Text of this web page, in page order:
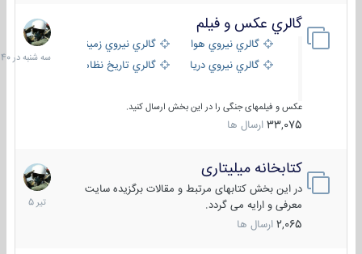
گالري عكس و فيلم
گالري نيروي هوايي
گالري نيروي زميني
گالري نيروي دريايي
گالري تاریخ نظامی
عکس و فیلمهای جنگی را در این بخش ارسال کنید.
33,075 ارسال ها
سه
شنبه
در
کتابخانه میلیتاری
در این بخش کتابهای مرتبط و مقالات برگزیده سایت
معرفی و ارایه می گردد.
2,065 ارسال ها
16
تیر
1405